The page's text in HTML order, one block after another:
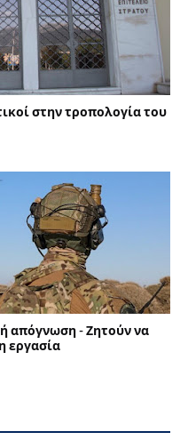
στην τροπολογία του
απόγνωση - Ζητούν να
εργασία